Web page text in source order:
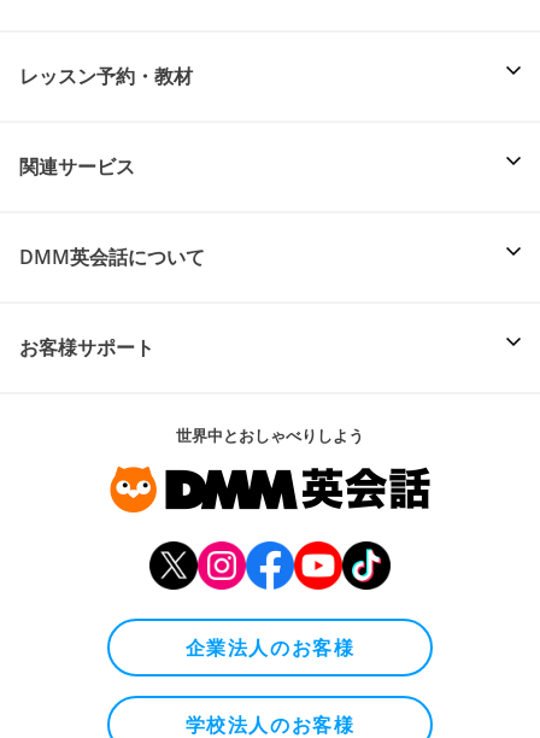
レッスン予約・教材
関連サービス
DMM英会話について
お客様サポート
世界中とおしゃべりしよう
企業法人のお客様
学校法人のお客様